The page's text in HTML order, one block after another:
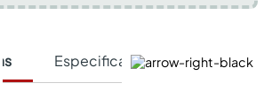
Especificaciones Técnicas